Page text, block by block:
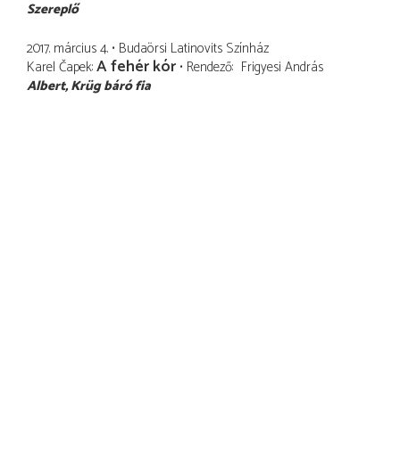
Szereplő
2017. március 4. Budaörsi Latinovits Színház
Karel Čapek A fehér kór Rendező Frigyesi András
Albert Krüg báró fia